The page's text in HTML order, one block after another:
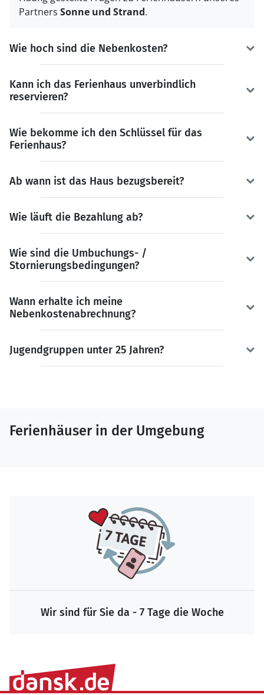
Partners Sonne und Strand.
Wie hoch sind die Nebenkosten?
Kann ich das Ferienhaus unverbindlich
reservieren?
Wie bekomme ich den Schlüssel für das
Ferienhaus?
Ab wann ist das Haus bezugsbereit?
Wie läuft die Bezahlung ab?
Wie sind die Umbuchungs- /
Stornierungsbedingungen?
Wann erhalte ich meine
Nebenkostenabrechnung?
Jugendgruppen unter 25 Jahren?
Ferienhäuser in der Umgebung
Wir sind für Sie da - 7 Tage die Woche